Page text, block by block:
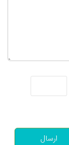
ارسال